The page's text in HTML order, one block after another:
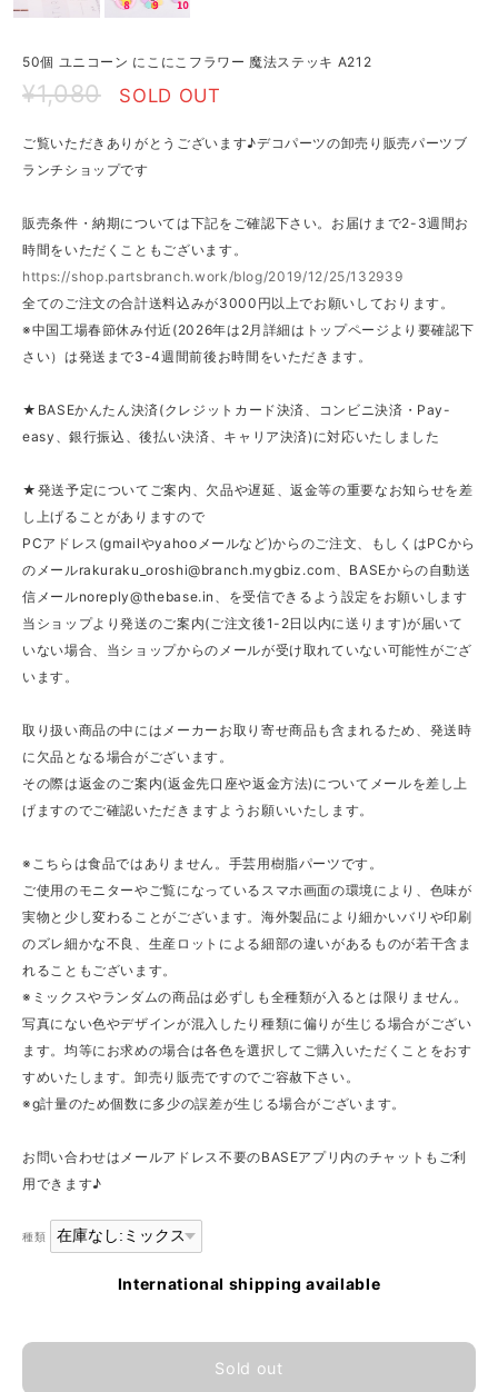
50個 ユニコーン にこにこフラワー 魔法ステッキ A212
¥1,080 SOLD OUT
ご覧いただきありがとうございます♪デコパーツの卸売り販売パーツブ
ランチショップです
販売条件・納期については下記をご確認下さい。お届けまで2-3週間お
時間をいただくこともございます。
https://shop.partsbranch.work/blog/2019/12/25/132939
全てのご注文の合計送料込みが3000円以上でお願いしております。
※中国工場春節休み付近(2026年は2月詳細はトップページより要確認下
さい）は発送まで3-4週間前後お時間をいただきます。
★BASEかんたん決済(クレジットカード決済、コンビニ決済・Pay-
easy、銀行振込、後払い決済、キャリア決済)に対応いたしました
★発送予定についてご案内、欠品や遅延、返金等の重要なお知らせを差
し上げることがありますので
PCアドレス(gmailやyahooメールなど)からのご注文、もしくはPCから
のメールrakuraku_oroshi@branch.mygbiz.com 、BASEからの自動送
信メールnoreply@thebase.in
、を受信できるよう設定をお願いします
当ショップより発送のご案内(ご注文後1-2日以内に送ります)が届いて
いない場合、当ショップからのメールが受け取れていない可能性がござ
います。
取り扱い商品の中にはメーカーお取り寄せ商品も含まれるため、発送時
に欠品となる場合がございます。
その際は返金のご案内(返金先口座や返金方法)についてメールを差し上
げますのでご確認いただきますようお願いいたします。
※こちらは食品ではありません。手芸用樹脂パーツです。
ご使用のモニターやご覧になっているスマホ画面の環境により、色味が
実物と少し変わることがございます。海外製品により細かいバリや印刷
のズレ細かな不良、生産ロットによる細部の違いがあるものが若干含ま
れることもございます。
※ミックスやランダムの商品は必ずしも全種類が入るとは限りません。
写真にない色やデザインが混入したり種類に偏りが生じる場合がござい
ます。均等にお求めの場合は各色を選択してご購入いただくことをおす
すめいたします。卸売り販売ですのでご容赦下さい。
※g計量のため個数に多少の誤差が生じる場合がございます。
お問い合わせはメールアドレス不要のBASEアプリ内のチャットもご利
用できます♪
種類
International shipping available
Sold out